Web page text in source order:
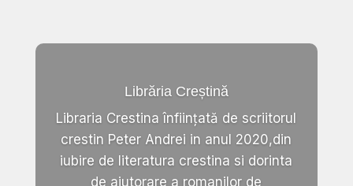
Librăria Creștină
Libraria Crestina înființată de scriitorul
crestin Peter Andrei in anul 2020,din
iubire de literatura crestina si dorinta
de ajutorare a romanilor de